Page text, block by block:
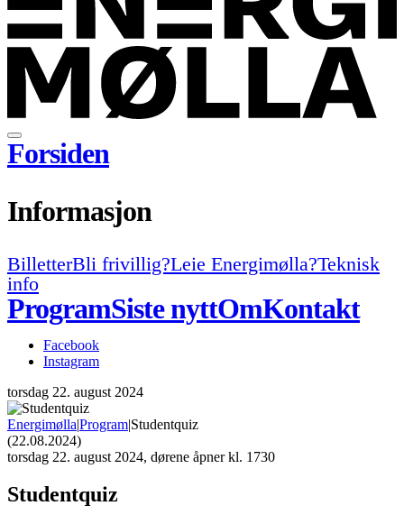
Forsiden
Informasjon
BilletterBli frivillig?Leie Energimølla?Teknisk
info
ProgramSiste nyttOmKontakt
Facebook
Instagram
torsdag 22. august 2024
Energimølla|Program|Studentquiz
(22.08.2024)
torsdag 22. august 2024, dørene åpner kl. 1730
Studentquiz